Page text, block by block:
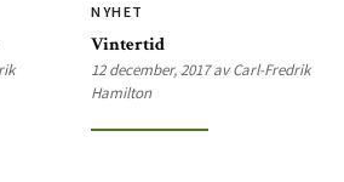
NYHET
Vintertid
12 december, 2017 av Carl-Fredrik
Hamilton